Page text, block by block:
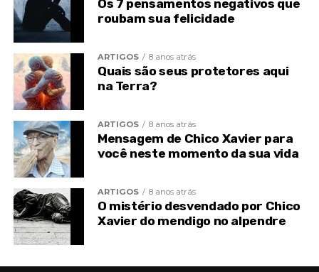
Os 7 pensamentos negativos que
roubam sua felicidade
ARTIGOS 8 anos atrás
Quais são seus protetores aqui
na Terra?
ARTIGOS 8 anos atrás
Mensagem de Chico Xavier para
você neste momento da sua vida
ARTIGOS 8 anos atrás
O mistério desvendado por Chico
Xavier do mendigo no alpendre